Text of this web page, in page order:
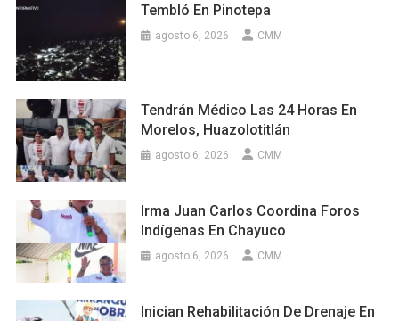
Tembló En Pinotepa
agosto 6, 2026 CMM
Tendrán Médico Las 24 Horas En
Morelos, Huazolotitlán
agosto 6, 2026 CMM
Irma Juan Carlos Coordina Foros
Indígenas En Chayuco
agosto 6, 2026 CMM
Inician Rehabilitación De Drenaje En